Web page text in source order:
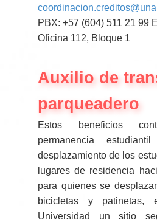
PBX: +57 (604) 511 21 99
Oficina 112, Bloque 1
Auxilio de
parqueadero
Estos beneficios
permanencia
desplazamiento de los
lugares de residencia
para quienes se
bicicletas y patinetas,
Universidad un sitio